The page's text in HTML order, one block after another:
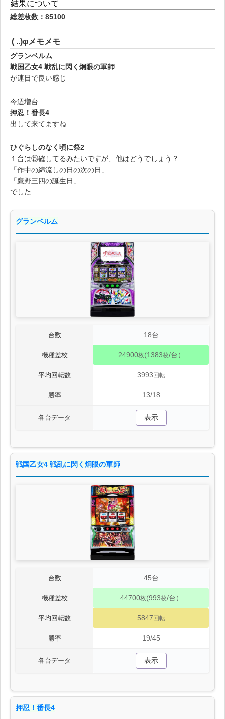
結果について
総差枚数：85100
( ..)φメモメモ
グランベルム
戦国乙女4 戦乱に閃く炯眼の軍師
が連日で良い感じ
今週増台
押忍！番長4
出して来てますね
ひぐらしのなく頃に祭2
１台は⑤確してるみたいですが、他はどうでしょう？
「作中の綿流しの日の次の日」
「鷹野三四の誕生日」
でした
グランベルム
台数 18台
機種差枚 24900枚(1383枚/台）
平均回転数 3993 回転
勝率 13/18
各台データ 表示
戦国乙女4 戦乱に閃く炯眼の軍師
台数 45台
機種差枚 44700枚(993枚/台）
平均回転数 5847 回転
勝率 19/45
各台データ 表示
押忍！番長4